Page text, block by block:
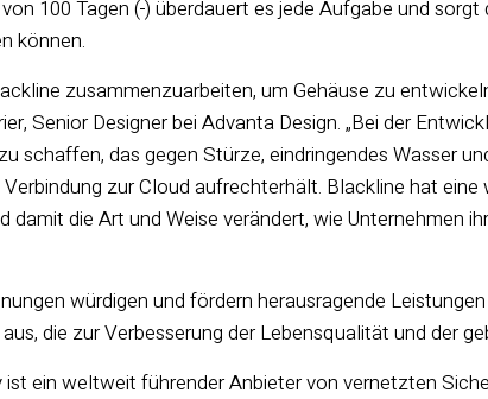
100 Tagen () überdauert es jede Aufgabe und
können.
zusammenzuarbeiten, um Gehäuse zu
Senior Designer bei Advanta Design. „Bei der
schaffen, das gegen Stürze, eindringendes Wasser
zur Cloud aufrechterhält. Blackline hat eine
die Art und Weise verändert, wie Unternehmen
würdigen und fördern herausragende
die zur Verbesserung der Lebensqualität und der
ein weltweit führender Anbieter von vernetzten